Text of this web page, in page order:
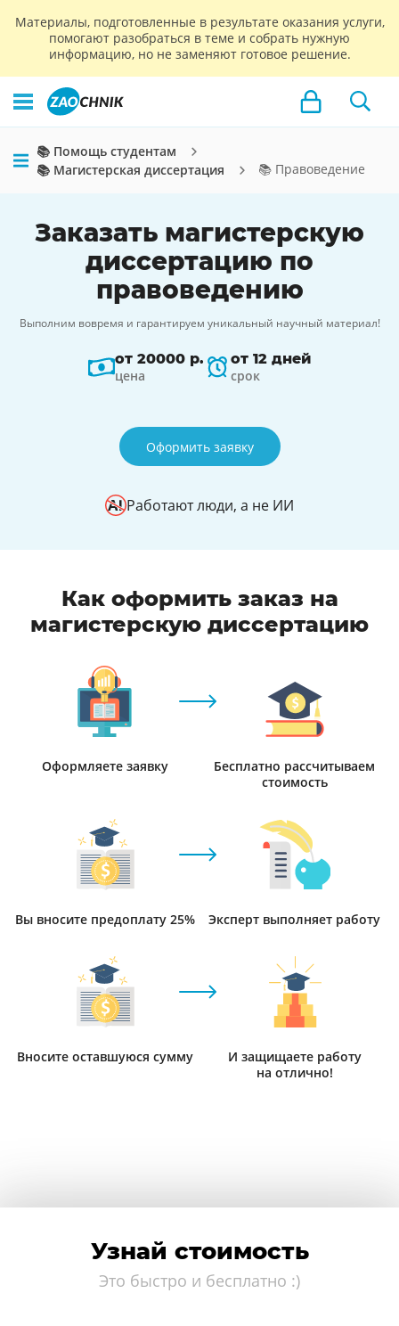
Материалы, подготовленные в результате оказания услуги,
помогают разобраться в теме и собрать нужную
информацию, но не заменяют готовое решение.
📚 Помощь студентам
📚 Магистерская диссертация
📚 Правоведение
Заказать магистерскую
диссертацию по
правоведению
Выполним вовремя и гарантируем уникальный научный материал!
от 20000 р.
цена
от 12 дней
срок
Оформить заявку
Работают люди, а не ИИ
Как оформить заказ на
магистерскую диссертацию
Оформляете заявку
Бесплатно рассчитываем
стоимость
Вы вносите предоплату 25% Эксперт выполняет работу
Вносите оставшуюся сумму
И защищаете работу
на отлично!
Узнай стоимость
Это быстро и бесплатно :)